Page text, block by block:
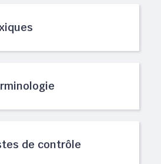
de contrôle